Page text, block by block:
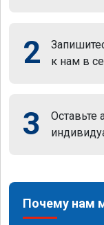
2
к нам в
3
Оставьте
Почему нам